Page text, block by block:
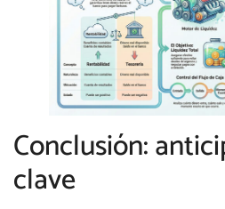
Conclusión:
clave